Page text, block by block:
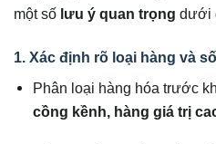
một số lưu ý quan trọng dưới
1. Xác định rõ loại hàng và
Phân loại hàng hóa trước
cồng kềnh, hàng giá trị